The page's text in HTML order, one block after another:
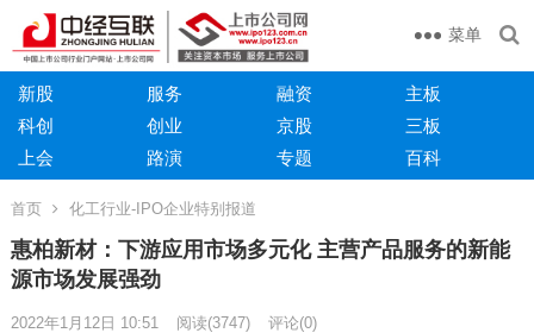
菜单
新股 服务 融资
主板
科创
创业 京股
三板
上会
路演 专题 百科
首页 化工行业-IPO企业特别报道
惠柏新材：下游应用市场多元化 主营产品服务的新能
源市场发展强劲
2022年1月12日 10:51 阅读(3747) 评论(0)